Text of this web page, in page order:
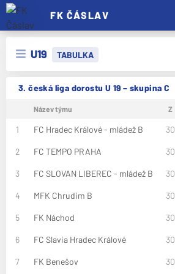
FK ČÁSLAV
U19 TABULKA
3. česká liga dorostu U 19 – skupina C
Název týmu Z
1 FC Hradec Králové - mládež B 30
2 FC TEMPO PRAHA 30
3 FC SLOVAN LIBEREC - mládež B 30
4 MFK Chrudim B 30
5 FK Náchod 30
6 FC Slavia Hradec Králové 30
7 FK Benešov 30